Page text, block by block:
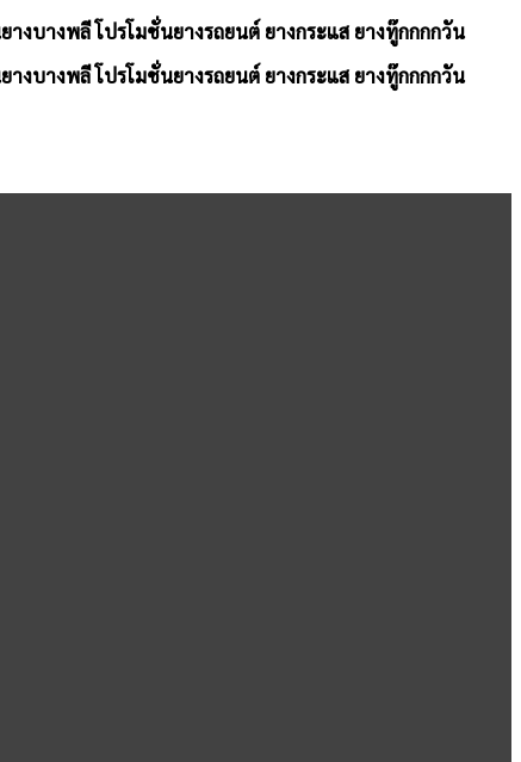
างบางพลี โปรโมชั่นยางรถยนต์ ยางกระแส ยางทู๊กกกกวัน
างบางพลี โปรโมชั่นยางรถยนต์ ยางกระแส ยางทู๊กกกกวัน